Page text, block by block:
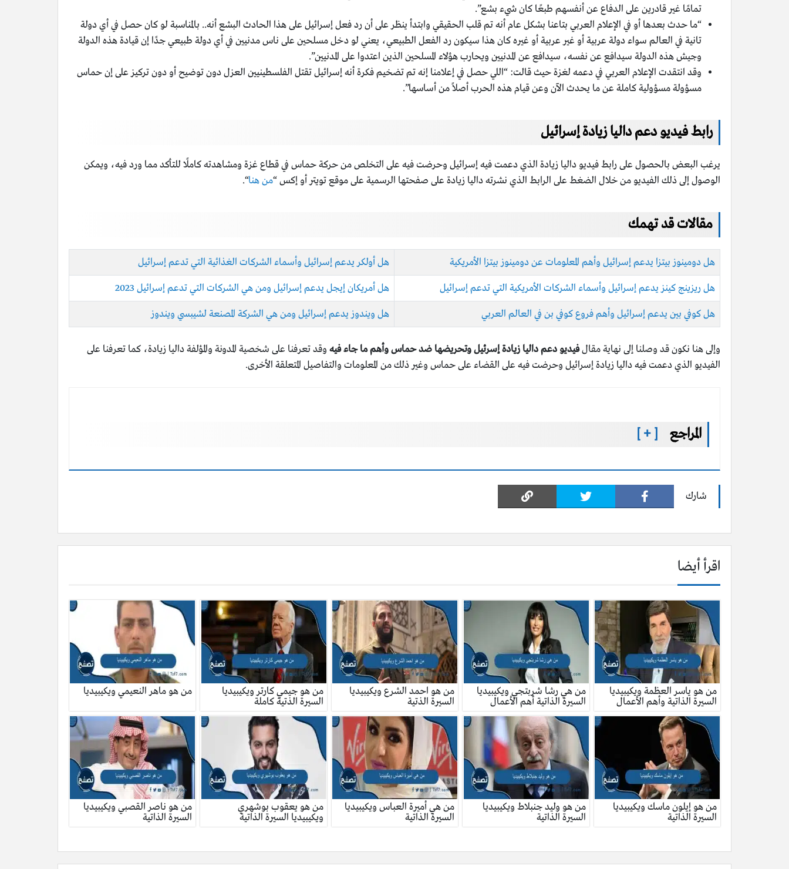
تمامًا غير قادرين على الدفاع عن أنفسهم طبعًا كان شيء بشع”.
“ما حدث بعدها أو في الإعلام العربي بتاعنا بشكل عام أنه تم قلب الحقيقي وابتدأ ينظر على أن رد فعل إسرائيل على هذا الحادث البشع أنه.. بالمناسبة لو كان حصل في أي دولة
تانية في العالم سواء دولة عربية أو غير عربية أو غيره كان هذا سيكون رد الفعل الطبيعي، يعني لو دخل مسلحين على ناس مدنيين في أي دولة طبيعي جدًا إن قيادة هذه الدولة
وجيش هذه الدولة سيدافع عن نفسه، سيدافع عن المدنيين ويحارب هؤلاء المسلحين الذين اعتدوا على المدنيين”.
وقد انتقدت الإعلام العربي في دعمه لغزة حيث قالت: “اللي حصل في إعلامنا إنه تم تضخيم فكرة أنه إسرائيل تقتل الفلسطينيين العزل دون توضيح أو دون تركيز على إن حماس
مسؤولة مسؤولية كاملة عن ما يحدث الآن وعن قيام هذه الحرب أصلاً من أساسها”.
رابط فيديو دعم داليا زيادة إسرائيل
يرغب البعض بالحصول على رابط فيديو داليا زيادة الذي دعمت فيه إسرائيل وحرضت فيه على التخلص من حركة حماس في قطاع غزة ومشاهدته كاملًا للتأكد مما ورد فيه، ويمكن
الوصول إلى ذلك الفيديو من خلال الضغط على الرابط الذي نشرته داليا زيادة على صفحتها الرسمية على موقع تويتر أو إكس “من هنا“.
مقالات قد تهمك
هل دومينوز بيتزا يدعم إسرائيل وأهم المعلومات عن دومينوز بيتزا الأمريكية هل أولكر يدعم إسرائيل وأسماء الشركات الغذائية التي تدعم إسرائيل
هل ريزينج كينز يدعم إسرائيل وأسماء الشركات الأمريكية التي تدعم إسرائيل هل أمريكان إيجل يدعم إسرائيل ومن هي الشركات التي تدعم إسرائيل 2023
هل كوفي بين يدعم إسرائيل وأهم فروع كوفي بن في العالم العربي هل ويندوز يدعم إسرائيل ومن هي الشركة المصنعة لشيبسي ويندوز
وإلى هنا نكون قد وصلنا إلى نهاية مقالفيديو دعم داليا زيادة إسرئيل وتحريضها ضد حماس وأهم ما جاء فيه وقد تعرفنا على شخصية المدونة والمؤلفة داليا زيادة، كما تعرفنا على
الفيديو الذي دعمت فيه داليا زيادة إسرائيل وحرضت فيه على القضاء على حماس وغير ذلك من المعلومات والتفاصيل المتعلقة الأخرى.
المراجع [ + ]
شارك
اقرأ أيضا
من هو ياسر العظمة ويكيبيديا
السيرة الذاتية وأهم الأعمال
من هي رشا شربتجي ويكيبيديا
السيرة الذاتية أهم الأعمال
من هو احمد الشرع ويكيبيديا
السيرة الذتية
من هو جيمي كارتر ويكيبيديا
السيرة الذتية كاملة
من هو ماهر النعيمي ويكيبيديا
من هو إيلون ماسك ويكيبيديا
السيرة الذاتية
من هو وليد جنبلاط ويكيبيديا
السيرة الذاتية
من هي أميرة العباس ويكيبيديا
السيرة الذاتية
من هو يعقوب بوشهري
ويكيبيديا السيرة الذاتية
من هو ناصر القصبي ويكيبيديا
السيرة الذاتية